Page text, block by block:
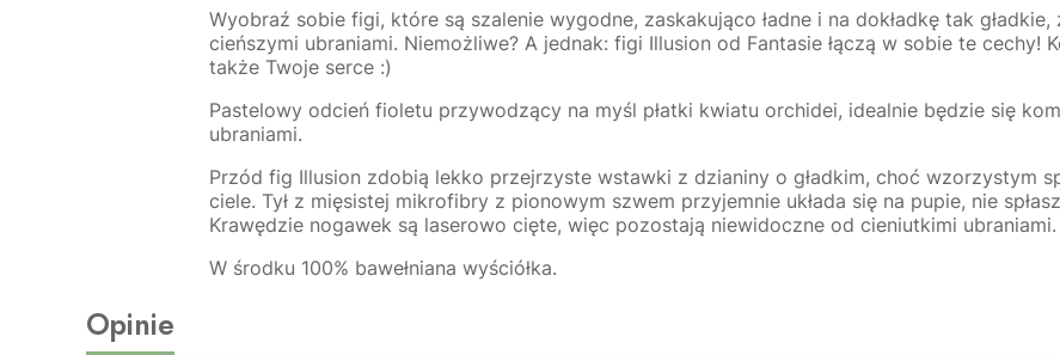
Wyobraź sobie figi, które są szalenie wygodne, zaskakująco ładne i na dokładkę tak
cieńszymi ubraniami. Niemożliwe? A jednak: figi Illusion od Fantasie łączą w sobie te cechy!
także Twoje serce :)
Pastelowy odcień fioletu przywodzący na myśl płatki kwiatu orchidei, idealnie będzie się
ubraniami.
Przód fig Illusion zdobią lekko przejrzyste wstawki z dzianiny o gładkim, choć wzorzystym
ciele. Tył z mięsistej mikrofibry z pionowym szwem przyjemnie układa się na pupie, nie
Krawędzie nogawek są laserowo cięte, więc pozostają niewidoczne od cieniutkimi ubraniami.
W środku 100% bawełniana wyściółka.
Opinie